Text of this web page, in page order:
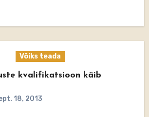
Võiks teada
kvalifikatsioon käib
18, 2013